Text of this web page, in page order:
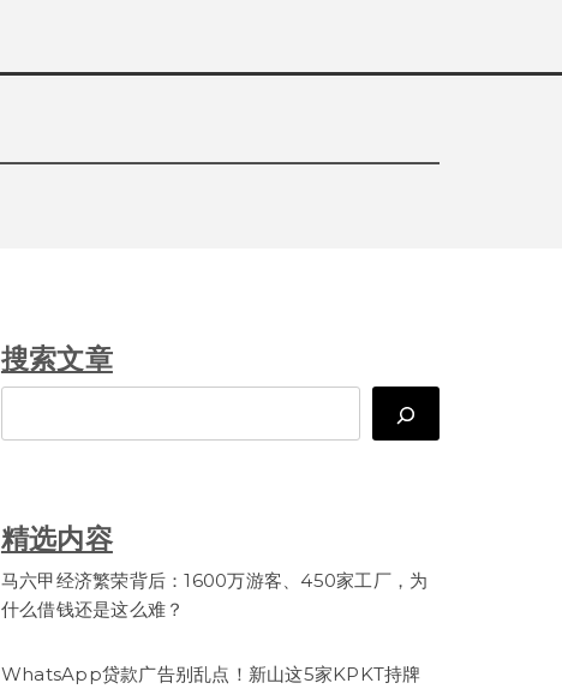
搜索文章
精选内容
马六甲经济繁荣背后：1600万游客、450家工厂，为
什么借钱还是这么难？
WhatsApp贷款广告别乱点！新山这5家KPKT持牌